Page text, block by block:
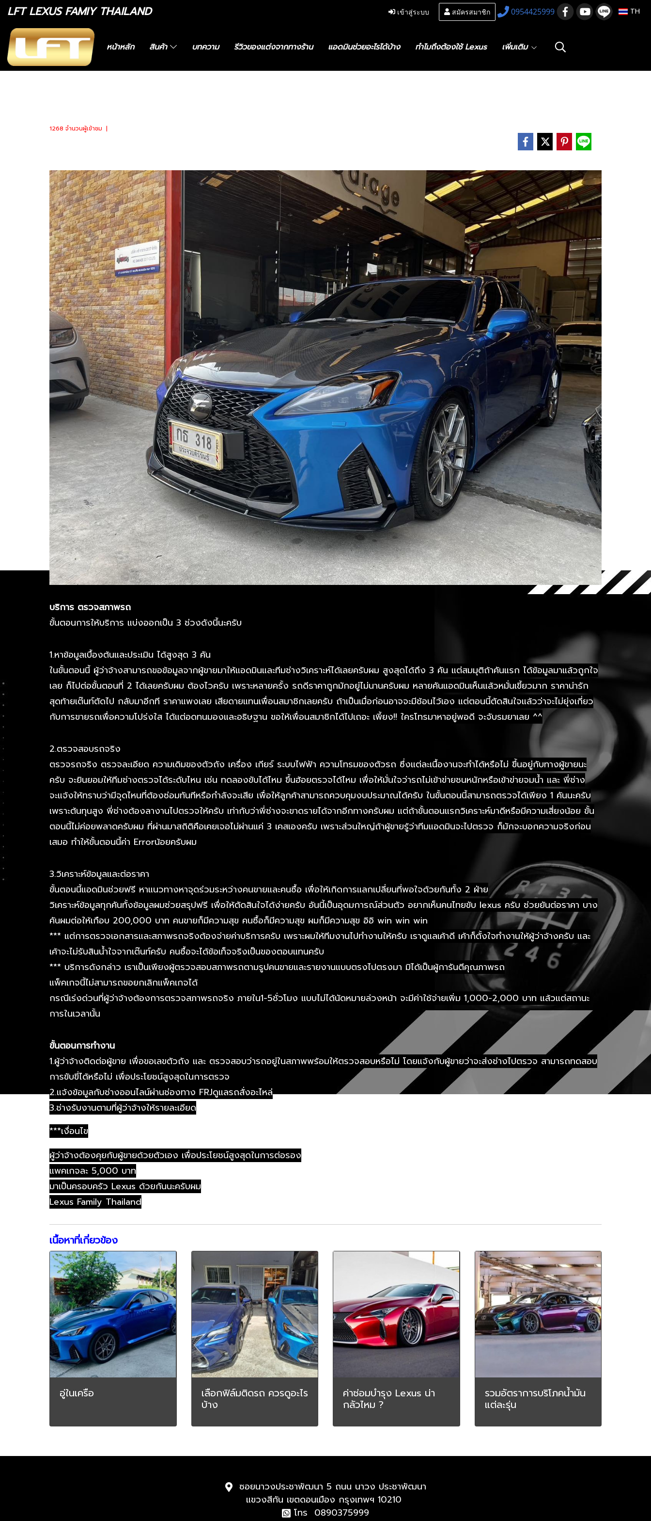
LFT LEXUS FAMIY THAILAND เข้าสู่ระบบ สมัครสมาชิก 0954425999 TH
หน้าหลัก สินค้า บทความ รีวิวของแต่งจากทางร้าน แอดมินช่วยอะไรได้บ้าง ทำไมถึงต้องใช้ Lexus เพิ่มเติม
1268 จำนวนผู้เข้าชม |
บริการ ตรวจสภาพรถ
ขั้นตอนการให้บริการ แบ่งออกเป็น 3 ช่วงดังนี้นะครับ
1.หาข้อมูลเบื้องต้นและประเมิน ได้สูงสุด 3 คัน
ในขั้นตอนนี้ ผู้ว่าจ้างสามารถขอข้อมูลจากผู้ขายมาให้แอดมินและทีมช่างวิเคราะห์ได้เลยครับผม สูงสุดได้ถึง 3 คัน แต่สมมุติถ้าคันแรก ได้ข้อมูลมาแล้วถูกใจ
เลย ก็ไปต่อขั้นตอนที่ 2 ได้เลยครับผม ต้องไวครับ เพราะหลายครั้ง รถดีราคาถูกมักอยู่ไม่นานครับผม หลายคันแอดมินเห็นแล้วหมั่นเขี้ยวมาก ราคาน่ารัก
สุดท้ายเต๊นท์ตัดไป กลับมาอีกที ราคาแพงเลย เสียดายแทนเพื่อนสมาชิกเลยครับ ถ้าเป็นเมื่อก่อนอาจจะมีช้อนไว้เอง แต่ตอนนี้ตัดสินใจแล้วว่าจะไม่ยุ่งเกี่ยว
กับการขายรถเพื่อความโปร่งใส ได้แต่อดทนมองและอธิษฐาน ขอให้เพื่อนสมาชิกได้ไปเถอะ เพี้ยง!! ใครโทรมาหาอยู่พอดี จะจับรมยาเลย ^^
2.ตรวจสอบรถจริง
ตรวจรถจริง ตรวจละเอียด ความเดิมของตัวถัง เครื่อง เกียร์ ระบบไฟฟ้า ความโทรมของตัวรถ ซึ่งแต่ละเนื้องานจะทำได้หรือไม่ ขึ้นอยู่กับทางผู้ขายนะ
ครับ จะยินยอมให้ทีมช่างตรวจได้ระดับไหน เช่น ทดลองขับได้ไหม ขึ้นฮ้อยตรวจได้ไหม เพื่อให้มั่นใจว่ารถไม่เข้าข่ายชนหนักหรือเข้าข่ายจมน้ำ และ พี่ช่าง
จะแจ้งให้ทราบว่ามีจุดไหนที่ต้องซ่อมทันทีหรือกำลังจะเสีย เพื่อให้ลูกค้าสามารถควบคุมงบประมาณได้ครับ ในขั้นตอนนี้สามารถตรวจได้เพียง 1 คันนะครับ
เพราะต้นทุนสูง พี่ช่างต้องลางานไปตรวจให้ครับ เท่ากับว่าพี่ช่างจะขาดรายได้จากอีกทางครับผม แต่ถ้าขั้นตอนแรกวิเคราะห์มาดีหรือมีความเสี่ยงน้อย ขั้น
ตอนนี้ไม่ค่อยพลาดครับผม ที่ผ่านมาสถิติคือเคยเจอไม่ผ่านแค่ 3 เคสเองครับ เพราะส่วนใหญ่ถ้าผู้ขายรู้ว่าทีมแอดมินจะไปตรวจ ก็มักจะบอกความจริงก่อน
เสมอ ทำให้ขั้นตอนนี้ค่า Errorน้อยครับผม
3.วิเคราะห์ข้อมูลและต่อราคา
ขั้นตอนนี้แอดมินช่วยฟรี หาแนวทางหาจุดร่วมระหว่างคนขายและคนซื้อ เพื่อให้เกิดการแลกเปลี่ยนที่พอใจด้วยกันทั้ง 2 ฝ่าย
วิเคราะห์ข้อมูลทุกคันทั้งข้อมูลผมช่วยสรุปฟรี เพื่อให้ตัดสินใจได้ง่ายครับ อันนี้เป็นอุดมการณ์ส่วนตัว อยากเห็นคนไทยขับ lexus ครับ ช่วยยันต่อราคา บาง
คันผมต่อให้เกือบ 200,000 บาท คนขายก็มีความสุข คนซื้อก็มีความสุข ผมก็มีความสุข อิอิ win win win
*** แต่การตรวจเอกสารและสภาพรถจริงต้องจ่ายค่าบริการครับ เพราะผมให้ทีมงานไปทำงานให้ครับ เราดูแลเค้าดี เค้าก็ตั้งใจทำงานให้ผู้ว่าจ้างครับ และ
เค้าจะไม่รับสินน้ำใจจากเต๊นท์ครับ คนซื้อจะได้ข้อเท็จจริงเป็นของตอบแทนครับ
*** บริการดังกล่าว เราเป็นเพียงผู้ตรวจสอบสภาพรถตามรูปคนขายและรายงานแบบตรงไปตรงมา มิได้เป็นผู้การันตีคุณภาพรถ
แพ็คเกจนี้ไม่สามารถขอยกเลิกแพ็คเกจได้
กรณีเร่งด่วนที่ผู้ว่าจ้างต้องการตรวจสภาพรถจริง ภายใน1-5ชั่วโมง แบบไม่ได้นัดหมายล่วงหน้า จะมีค่าใช้จ่ายเพิ่ม 1,000-2,000 บาท แล้วแต่สถานะ
การในเวลานั้น
ขั้นตอนการทำงาน
1.ผู้ว่าจ้างติดต่อผู้ขาย เพื่อขอเลขตัวถัง และ ตรวจสอบว่ารถอยู่ในสภาพพร้อมให้ตรวจสอบหรือไม่ โดยแจ้งกับผู้ขายว่าจะส่งช่างไปตรวจ สามารถทดสอบ
การขับขี่ได้หรือไม่ เพื่อประโยชน์สูงสุดในการตรวจ
2.แจ้งข้อมูลกับช่างออนไลน์ผ่านช่องทาง FRJดูแลรถสั่งอะไหล่
3.ช่างรับงานตามที่ผู้ว่าจ้างให้รายละเอียด
***เงื่อนไข
ผู้ว่าจ้างต้องคุยกับผู้ขายด้วยตัวเอง เพื่อประโยชน์สูงสุดในการต่อรอง
แพคเกจละ 5,000 บาท
มาเป็นครอบครัว Lexus ด้วยกันนะครับผม
Lexus Family Thailand
เนื้อหาที่เกี่ยวข้อง
อู่ในเครือ
เลือกฟิล์มติดรถ ควรดูอะไร
บ้าง
ค่าซ่อมบำรุง Lexus น่า
กลัวไหม ?
รวมอัตราการบริโภคน้ำมัน
แต่ละรุ่น
ซอยนาวงประชาพัฒนา 5 ถนน นาวง ประชาพัฒนา
แขวงสีกัน เขตดอนเมือง กรุงเทพฯ 10210
โทร 0890375999